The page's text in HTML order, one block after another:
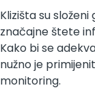
Klizišta su
značajne štete
Kako bi se
nužno je
monitoring.